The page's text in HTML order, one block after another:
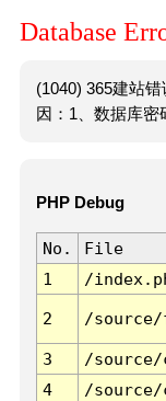
Database
(1040) 365建站
因：1、数据库密
PHP Debug
No. File
1
/
2 /
3 /
4
/